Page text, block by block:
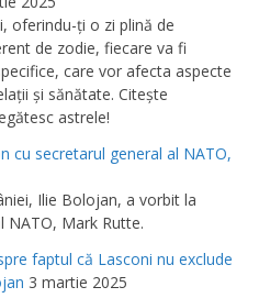
oferindu-ţi o zi plină de
de zodie, fiecare va fi
care vor afecta aspecte
şi sănătate. Citeşte
astrele!
cu secretarul general al NATO,
Ilie Bolojan, a vorbit la
NATO, Mark Rutte.
faptul că Lasconi nu exclude
3 martie 2025